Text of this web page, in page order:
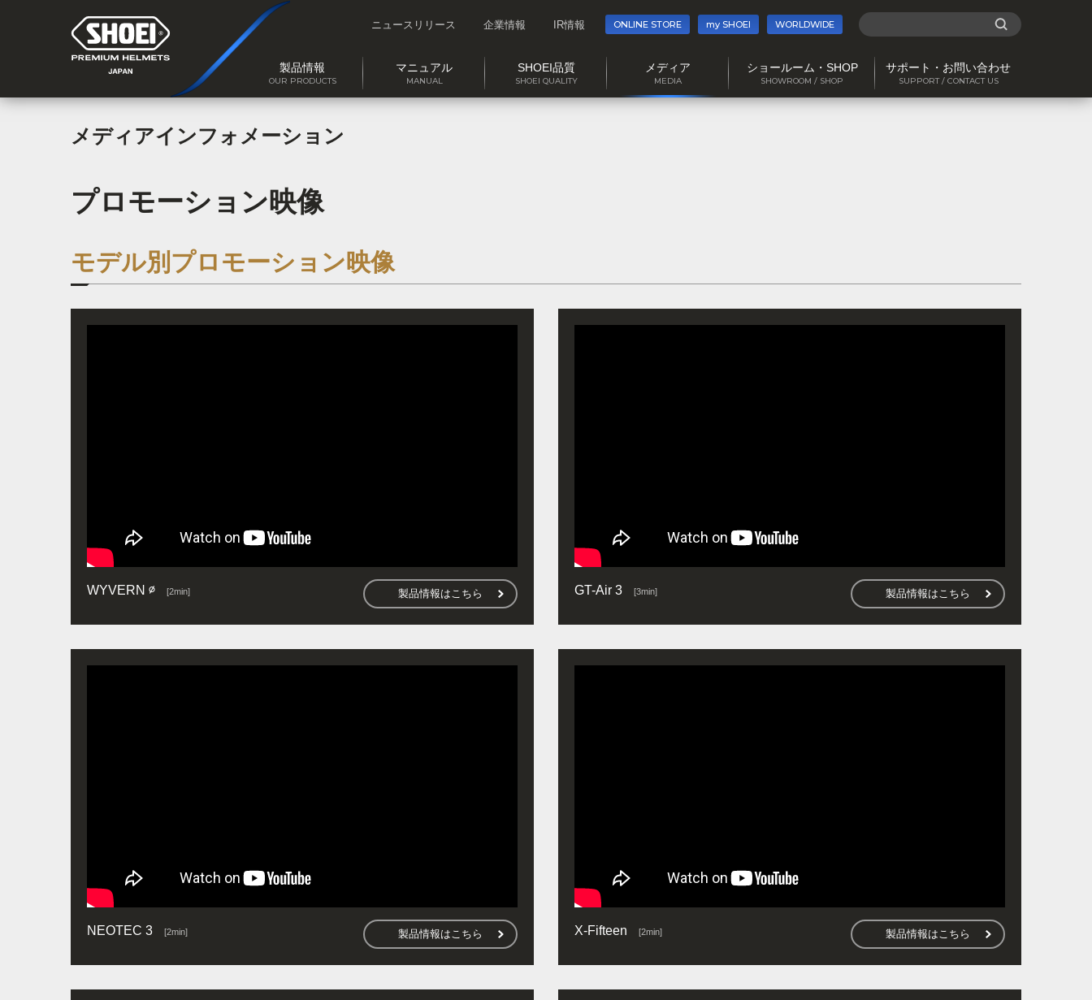
製品情報
OUR PRODUCTS
マニュアル
MANUAL
SHOEI品質
SHOEI QUALITY
メディア
MEDIA
ショールーム・SHOP
SHOWROOM / SHOP
サポート・お問い合わせ
SUPPORT / CONTACT US
ニュースリリース 企業情報 IR情報 ONLINE STORE my SHOEI WORLDWIDE
メディアインフォメーション
プロモーション映像
モデル別プロモーション映像
WYVERN ∅ [2min] 製品情報はこちら GT-Air 3 [3min] 製品情報はこちら
NEOTEC 3 [2min] 製品情報はこちら X-Fifteen [2min] 製品情報はこちら